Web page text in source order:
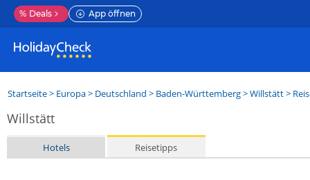
% Deals App öffnen
Startseite> Europa> Deutschland > Baden-Württemberg>Willstätt>
Willstätt
Hotels Reisetipps